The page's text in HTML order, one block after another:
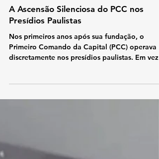
Crime Organizado&Segurança Pública
Presídios Paulistas
Nos primeiros anos após sua fundação, o
o código “1533” — referência às posições das